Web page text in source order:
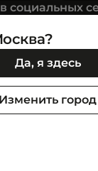
социальных
Позвони нам
(499) 350-55-
C 10:00 до 19:00
SuperStep-бот
Да, я здесь
Изменить город